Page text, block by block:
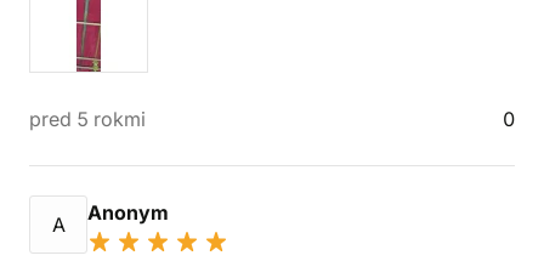
pred 5 rokmi 0
A Anonym